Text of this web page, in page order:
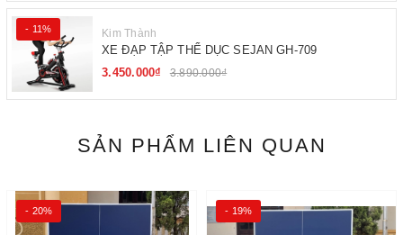
- 11% Kim Thành
XE ĐẠP TẬP THỂ DỤC SEJAN GH-709
3.450.000₫
3.890.000₫
SẢN PHẨM LIÊN QUAN
- 20% - 19%